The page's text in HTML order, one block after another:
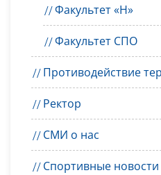
Факультет «Н»
Факультет СПО
Противодействие
Ректор
СМИ о нас
Спортивные новости